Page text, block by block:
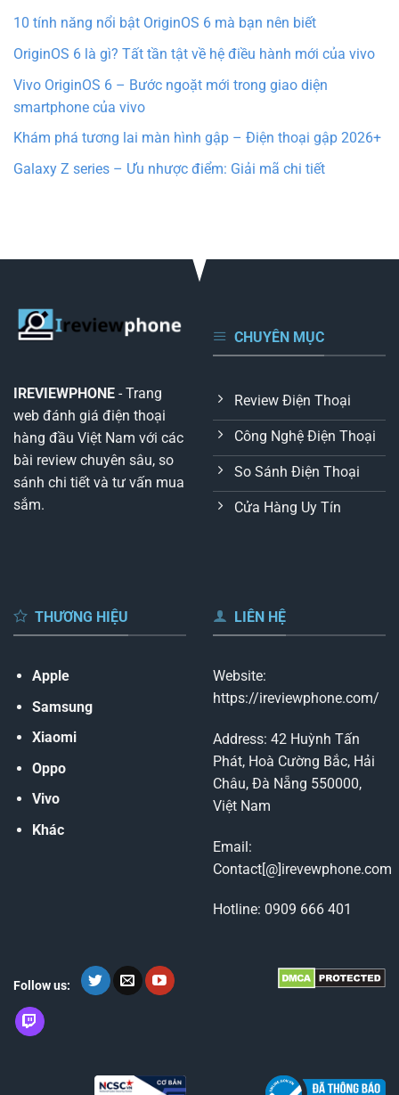
10 tính năng nổi bật OriginOS 6 mà bạn nên biết
OriginOS 6 là gì? Tất tần tật về hệ điều hành mới của vivo
Vivo OriginOS 6 – Bước ngoặt mới trong giao diện
smartphone của vivo
Khám phá tương lai màn hình gập – Điện thoại gập 2026+
Galaxy Z series – Ưu nhược điểm: Giải mã chi tiết
IREVIEWPHONE - Trang
web đánh giá điện thoại
hàng đầu Việt Nam với các
bài review chuyên sâu, so
sánh chi tiết và tư vấn mua
sắm.
CHUYÊN MỤC
Review Điện Thoại
Công Nghệ Điện Thoại
So Sánh Điện Thoại
Cửa Hàng Uy Tín
THƯƠNG HIỆU
Apple
Samsung
Xiaomi
Oppo
Vivo
Khác
LIÊN HỆ
Website:
https://ireviewphone.com/
Address: 42 Huỳnh Tấn
Phát, Hoà Cường Bắc, Hải
Châu, Đà Nẵng 550000,
Việt Nam
Email:
Contact[@]irevewphone.com
Hotline: 0909 666 401
Follow us: